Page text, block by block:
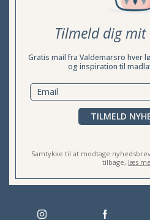
Tilmeld dig mit
Gratis mail fra Valdemarsro hver
og inspiration til
TILMELD
Samtykke til at modtage
tilbage, læs